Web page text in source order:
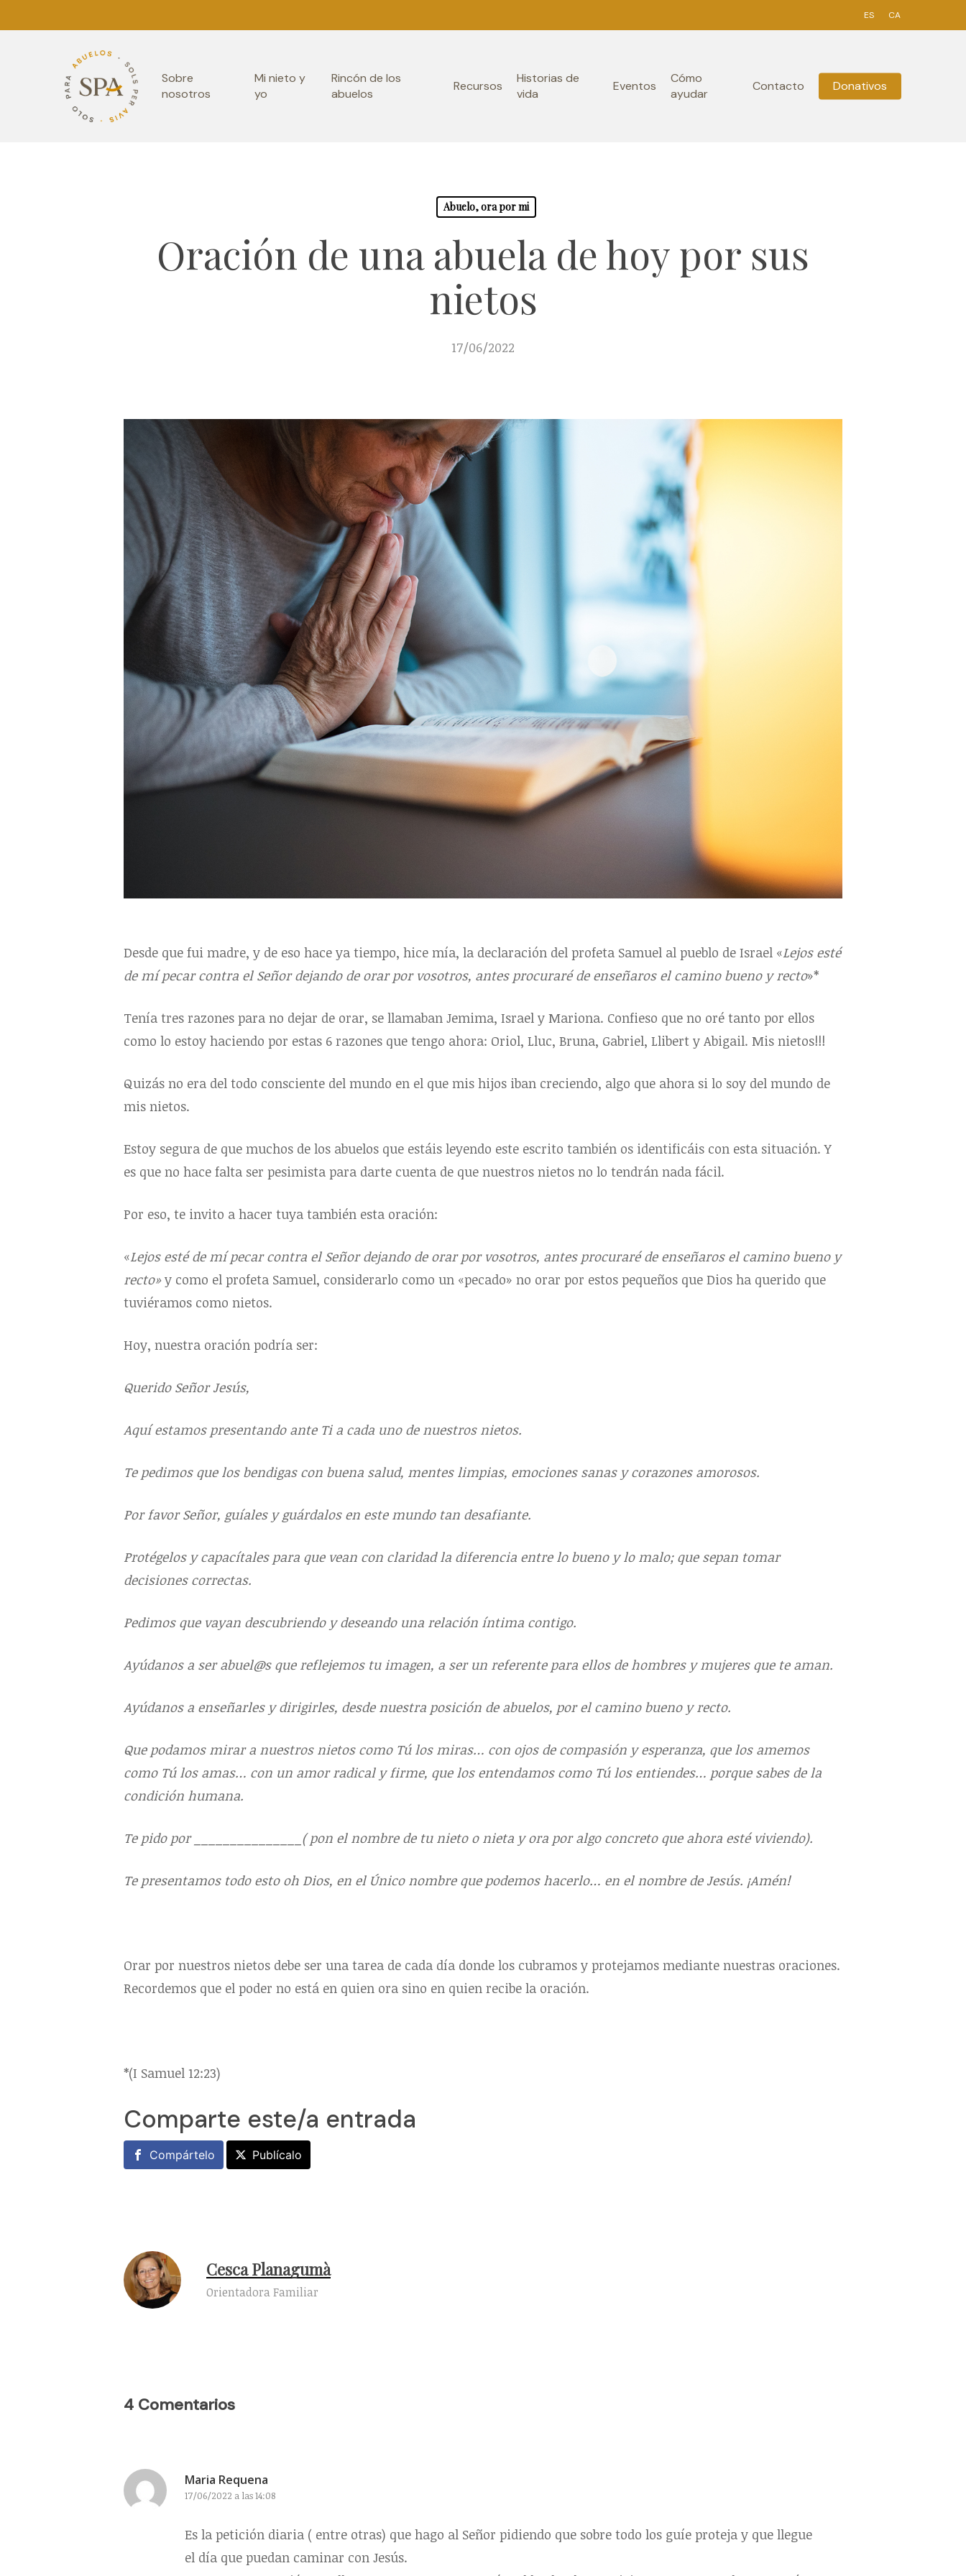
to
ES CA
Sobre
nosotros
Mi nieto y
yo
Rincón de los
abuelos
Recursos
Historias de
vida
Eventos
Cómo
ayudar
Contacto Donativos
Abuelo, ora por mi
Oración de una abuela de hoy por sus
nietos
17/06/2022
Desde que fui madre, y de eso hace ya tiempo, hice mía, la declaración del profeta Samuel al pueblo de Israel «Lejos esté
de mí pecar contra el Señor dejando de orar por vosotros, antes procuraré de enseñaros el camino bueno y recto»*
Tenía tres razones para no dejar de orar, se llamaban Jemima, Israel y Mariona. Confieso que no oré tanto por ellos
como lo estoy haciendo por estas 6 razones que tengo ahora: Oriol, Lluc, Bruna, Gabriel, Llibert y Abigail. Mis nietos!!!
Quizás no era del todo consciente del mundo en el que mis hijos iban creciendo, algo que ahora si lo soy del mundo de
mis nietos.
Estoy segura de que muchos de los abuelos que estáis leyendo este escrito también os identificáis con esta situación. Y
es que no hace falta ser pesimista para darte cuenta de que nuestros nietos no lo tendrán nada fácil.
Por eso, te invito a hacer tuya también esta oración:
«Lejos esté de mí pecar contra el Señor dejando de orar por vosotros, antes procuraré de enseñaros el camino bueno y
recto»y como el profeta Samuel, considerarlo como un «pecado» no orar por estos pequeños que Dios ha querido que
tuviéramos como nietos.
Hoy, nuestra oración podría ser:
Querido Señor Jesús,
Aquí estamos presentando ante Ti a cada uno de nuestros nietos.
Te pedimos que los bendigas con buena salud, mentes limpias, emociones sanas y corazones amorosos.
Por favor Señor, guíales y guárdalos en este mundo tan desafiante.
Protégelos y capacítales para que vean con claridad la diferencia entre lo bueno y lo malo; que sepan tomar
decisiones correctas.
Pedimos que vayan descubriendo y deseando una relación íntima contigo.
Ayúdanos a ser abuel@s que reflejemos tu imagen, a ser un referente para ellos de hombres y mujeres que te aman.
Ayúdanos a enseñarles y dirigirles, desde nuestra posición de abuelos, por el camino bueno y recto.
Que podamos mirar a nuestros nietos como Tú los miras… con ojos de compasión y esperanza, que los amemos
como Tú los amas… con un amor radical y firme, que los entendamos como Tú los entiendes… porque sabes de la
condición humana.
Te pido por _______________( pon el nombre de tu nieto o nieta y ora por algo concreto que ahora esté viviendo).
Te presentamos todo esto oh Dios, en el Único nombre que podemos hacerlo… en el nombre de Jesús. ¡Amén!
Orar por nuestros nietos debe ser una tarea de cada día donde los cubramos y protejamos mediante nuestras oraciones.
Recordemos que el poder no está en quien ora sino en quien recibe la oración.
*(I Samuel 12:23)
Comparte este/a entrada
Compártelo Publícalo
Cesca Planagumà
Orientadora Familiar
4 Comentarios
Maria Requena
17/06/2022 a las 14:08
Es la petición diaria ( entre otras) que hago al Señor pidiendo que sobre todo los guíe proteja y que llegue
el día que puedan caminar con Jesús.